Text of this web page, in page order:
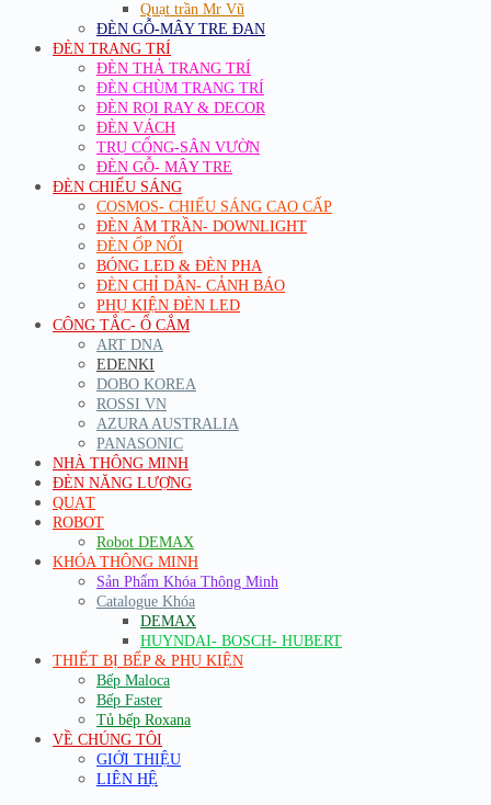
Quạt trần Mr Vũ
ĐÈN GỖ-MÂY TRE ĐAN
ĐÈN TRANG TRÍ
ĐÈN THẢ TRANG TRÍ
ĐÈN CHÙM TRANG TRÍ
ĐÈN RỌI RAY & DECOR
ĐÈN VÁCH
TRỤ CỔNG-SÂN VƯỜN
ĐÈN GỖ- MÂY TRE
ĐÈN CHIẾU SÁNG
COSMOS- CHIẾU SÁNG CAO CẤP
ĐÈN ÂM TRẦN- DOWNLIGHT
ĐÈN ỐP NỔI
BÓNG LED & ĐÈN PHA
ĐÈN CHỈ DẪN- CẢNH BÁO
PHỤ KIỆN ĐÈN LED
CÔNG TẮC- Ổ CẮM
ART DNA
EDENKI
DOBO KOREA
ROSSI VN
AZURA AUSTRALIA
PANASONIC
NHÀ THÔNG MINH
ĐÈN NĂNG LƯỢNG
QUẠT
ROBOT
Robot DEMAX
KHÓA THÔNG MINH
Sản Phẩm Khóa Thông Minh
Catalogue Khóa
DEMAX
HUYNDAI- BOSCH- HUBERT
THIẾT BỊ BẾP & PHỤ KIỆN
Bếp Maloca
Bếp Faster
Tủ bếp Roxana
VỀ CHÚNG TÔI
GIỚI THIỆU
LIÊN HỆ